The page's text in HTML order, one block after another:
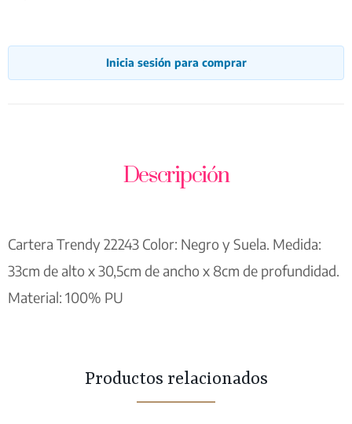
Inicia sesión para comprar
Descripción
Cartera Trendy 22243 Color: Negro y Suela. Medida:
33cm de alto x 30,5cm de ancho x 8cm de profundidad.
Material: 100% PU
Productos relacionados